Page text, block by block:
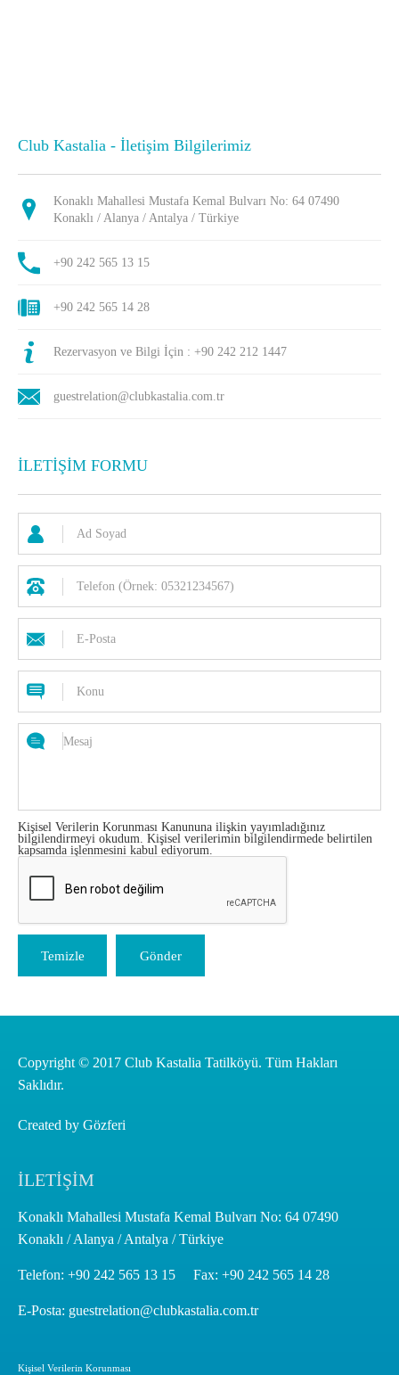
Club Kastalia - İletişim Bilgilerimiz
Konaklı Mahallesi Mustafa Kemal Bulvarı No: 64 07490
Konaklı / Alanya / Antalya / Türkiye
+90 242 565 13 15
+90 242 565 14 28
Rezervasyon ve Bilgi İçin : +90 242 212 1447
guestrelation@clubkastalia.com.tr
İLETİŞİM FORMU
Kişisel Verilerin Korunması Kanununa ilişkin yayımladığınız
bilgilendirmeyi okudum. Kişisel verilerimin bilgilendirmede belirtilen
kapsamda işlenmesini kabul ediyorum.
Copyright © 2017 Club Kastalia Tatilköyü. Tüm Hakları
Saklıdır.
Created by Gözferi
İLETİŞİM
Konaklı Mahallesi Mustafa Kemal Bulvarı No: 64 07490
Konaklı / Alanya / Antalya / Türkiye
Telefon: +90 242 565 13 15 Fax: +90 242 565 14 28
E-Posta: guestrelation@clubkastalia.com.tr
Kişisel Verilerin Korunması